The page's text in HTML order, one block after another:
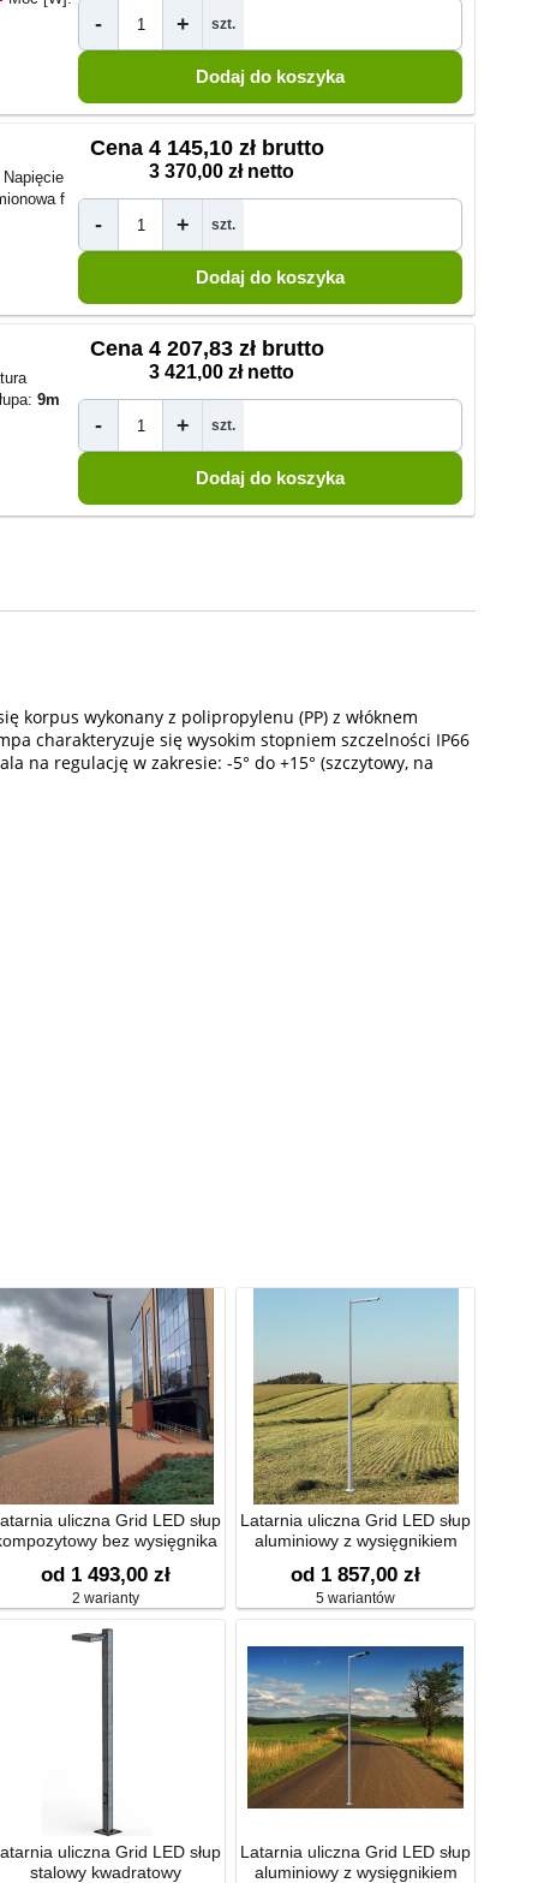
- + szt.
Napięcie
f
Cena 4 145,10 zł brutto
3 370,00 zł netto
- + szt.
9m
Cena 4 207,83 zł brutto
3 421,00 zł netto
- + szt.
korpus wykonany z polipropylenu (PP) z włóknem
charakteryzuje się wysokim stopniem szczelności IP66
na regulację w zakresie: -5° do +15° (szczytowy, na
uliczna Grid LED słup
bez wysięgnika
od 1 493,00 zł
2 warianty
Latarnia uliczna Grid LED słup
aluminiowy z wysięgnikiem
od 1 857,00 zł
5 wariantów
uliczna Grid LED słup
stalowy kwadratowy
Latarnia uliczna Grid LED słup
aluminiowy z wysięgnikiem